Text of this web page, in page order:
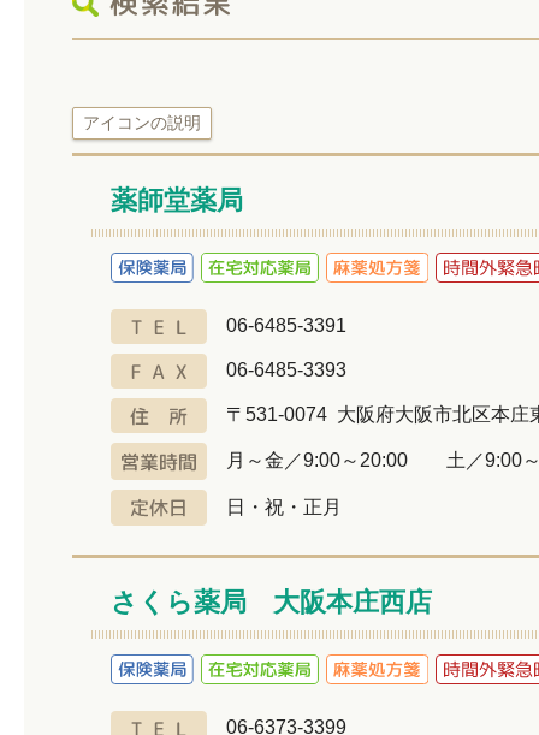
アイコンの説明
薬師堂薬局
06-6485-3391
06-6485-3393
〒531-0074 大阪府大阪市北区本庄
月～金／9:00～20:00 土／9:00
日・祝・正月
さくら薬局 大阪本庄西店
06-6373-3399